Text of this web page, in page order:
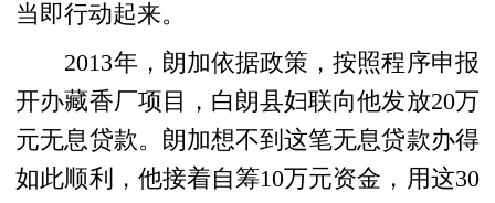
当即行动起来。
2013年，朗加依据政策，按照程序申报
开办藏香厂项目，白朗县妇联向他发放20万
元无息贷款。朗加想不到这笔无息贷款办得
如此顺利，他接着自筹10万元资金，用这30